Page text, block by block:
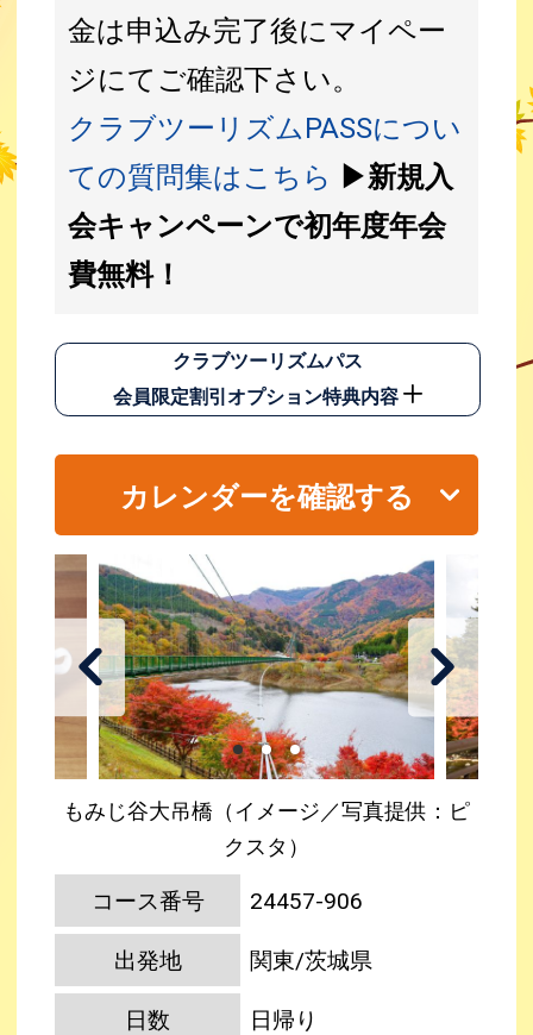
金は申込み完了後にマイペー
ジにてご確認下さい。
クラブツーリズムPASSについ
ての質問集はこちら ▶新規入
会キャンペーンで初年度年会
費無料！
クラブツーリズムパス
会員限定割引オプション特典内容
カレンダーを確認する
もみじ谷大吊橋（イメージ／写真提供：ピ
クスタ）
コース番号 24457-906
出発地 関東/茨城県
日数 日帰り